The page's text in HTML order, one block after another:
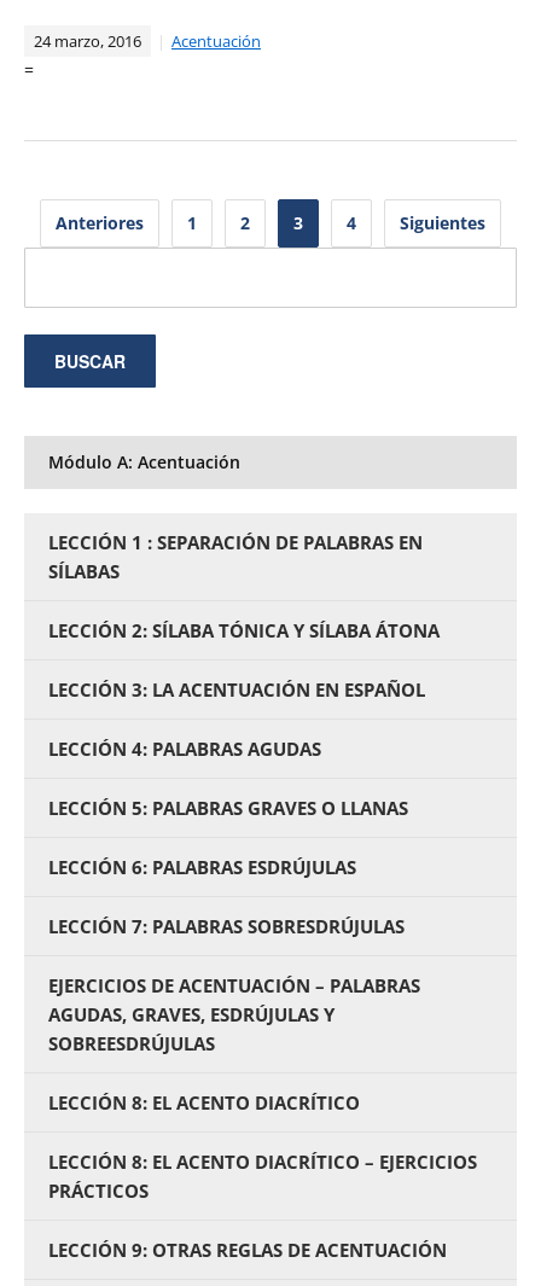
24 marzo, 2016 Acentuación
=
Paginación
entradas
Anteriores 1 2 3 4 Siguientes
Módulo A: Acentuación
LECCIÓN 1 : SEPARACIÓN DE PALABRAS EN
SÍLABAS
LECCIÓN 2: SÍLABA TÓNICA Y SÍLABA ÁTONA
LECCIÓN 3: LA ACENTUACIÓN EN ESPAÑOL
LECCIÓN 4: PALABRAS AGUDAS
LECCIÓN 5: PALABRAS GRAVES O LLANAS
LECCIÓN 6: PALABRAS ESDRÚJULAS
LECCIÓN 7: PALABRAS SOBRESDRÚJULAS
EJERCICIOS DE ACENTUACIÓN – PALABRAS
AGUDAS, GRAVES, ESDRÚJULAS Y
SOBREESDRÚJULAS
LECCIÓN 8: EL ACENTO DIACRÍTICO
LECCIÓN 8: EL ACENTO DIACRÍTICO – EJERCICIOS
PRÁCTICOS
LECCIÓN 9: OTRAS REGLAS DE ACENTUACIÓN